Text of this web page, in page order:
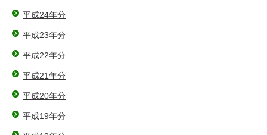
平成24年分
平成23年分
平成22年分
平成21年分
平成20年分
平成19年分